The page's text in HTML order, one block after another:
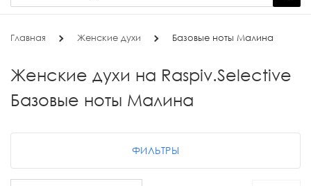
Главная Женские духи Базовые ноты Малина
Женские духи на Raspiv.Selective
Базовые ноты Малина
ФИЛЬТРЫ